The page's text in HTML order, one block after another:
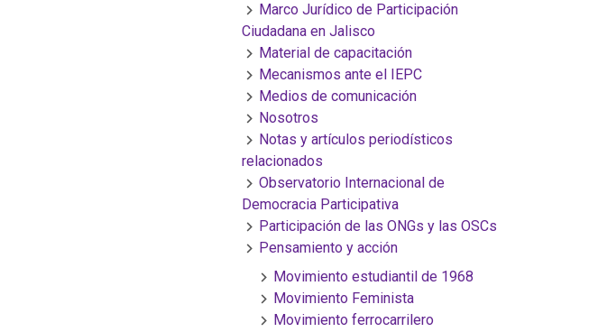
Marco Jurídico de Participación
Ciudadana en Jalisco
Material de capacitación
Mecanismos ante el IEPC
Medios de comunicación
Nosotros
Notas y artículos periodísticos
relacionados
Observatorio Internacional de
Democracia Participativa
Participación de las ONGs y las OSCs
Pensamiento y acción
Movimiento estudiantil de 1968
Movimiento Feminista
Movimiento ferrocarrilero